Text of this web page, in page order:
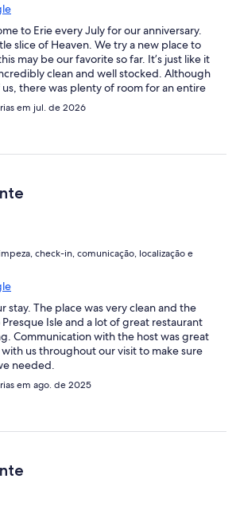
to Erie every July for our anniversary.
slice of Heaven. We try a new place to
may be our favorite so far. It’s just like it
clean and well stocked. Although
there was plenty of room for an entire
bedrooms and a game room in the
shower and several window unit air
always appreciate in the summer. But
the day slow and quiet. The host was
it was clear that they truly care. My only
stay longer. Thanks again to opening
em jul. de 2026
check-in, comunicação, localização e
stay. The place was very clean and the
Isle and a lot of great restaurant
Communication with the host was great
us throughout our visit to make sure
needed.
em ago. de 2025